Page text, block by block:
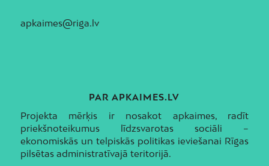
apkaimes@riga.lv
PAR APKAIMES.LV
Projekta mērķis ir nosakot apkaimes, radīt
priekšnoteikumus līdzsvarotas sociāli –
ekonomiskās un telpiskās politikas ieviešanai Rīgas
pilsētas administratīvajā teritorijā.